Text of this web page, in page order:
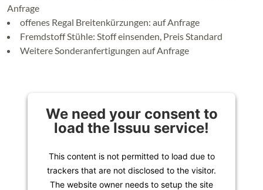
Anfrage
offenes Regal Breitenkürzungen: auf Anfrage
Fremdstoff Stühle: Stoff einsenden, Preis Standard
Weitere Sonderanfertigungen auf Anfrage
We need your consent to
load the Issuu service!
This content is not permitted to load due to
trackers that are not disclosed to the visitor.
The website owner needs to setup the site